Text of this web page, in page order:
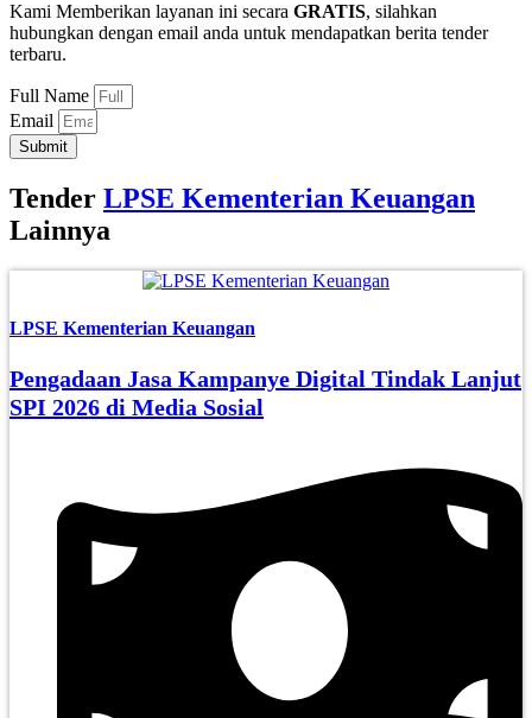
Kami Memberikan layanan ini secara GRATIS, silahkan
hubungkan dengan email anda untuk mendapatkan berita tender
terbaru.
Full Name
Email
Submit
Tender LPSE Kementerian Keuangan
Lainnya
LPSE Kementerian Keuangan
Pengadaan Jasa Kampanye Digital Tindak Lanjut
SPI 2026 di Media Sosial